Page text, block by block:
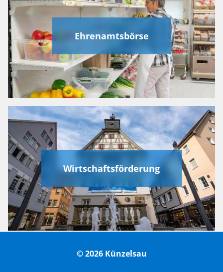
Ehrenamtsbörse
Wirtschaftsförderung
© 2026 Künzelsau